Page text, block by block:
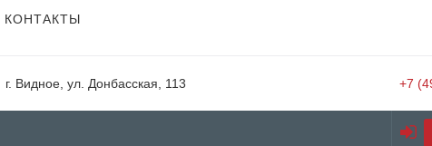
КОНТАКТЫ
г. Видное, ул. Донбасская, 113 +7